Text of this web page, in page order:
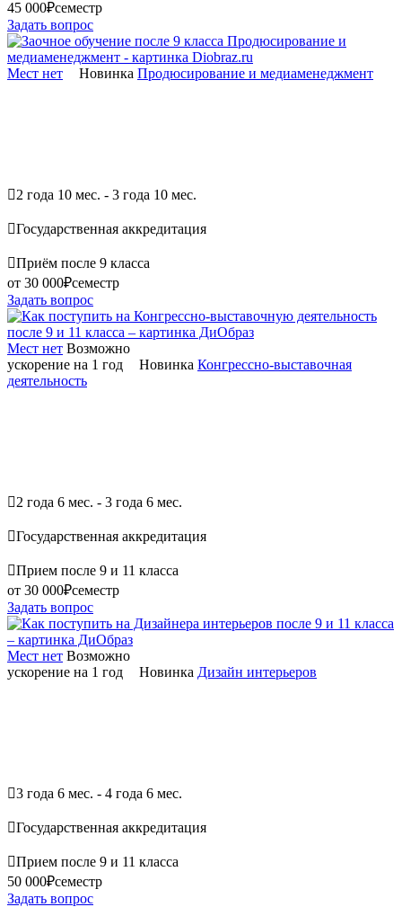
45 000₽семестр
Задать вопрос
Мест нет Новинка Продюсирование и медиаменеджмент
2 года 10 мес. - 3 года 10 мес.
Государственная аккредитация
Приём после 9 класса
от 30 000₽семестр
Задать вопрос
Мест нет Возможно
ускорение на 1 год
Новинка Конгрессно-выставочная
деятельность
2 года 6 мес. - 3 года 6 мес.
Государственная аккредитация
Прием после 9 и 11 класса
от 30 000₽семестр
Задать вопрос
Мест нет Возможно
ускорение на 1 год
Новинка Дизайн интерьеров
3 года 6 мес. - 4 года 6 мес.
Государственная аккредитация
Прием после 9 и 11 класса
50 000₽семестр
Задать вопрос